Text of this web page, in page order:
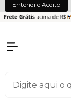
Entendi e Aceito